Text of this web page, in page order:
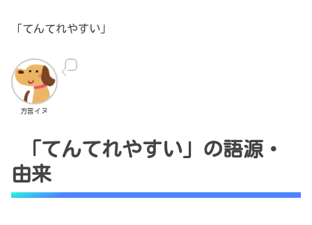
「てんてれやすい」
方言イヌ
「てんてれやすい」の語源・
由来